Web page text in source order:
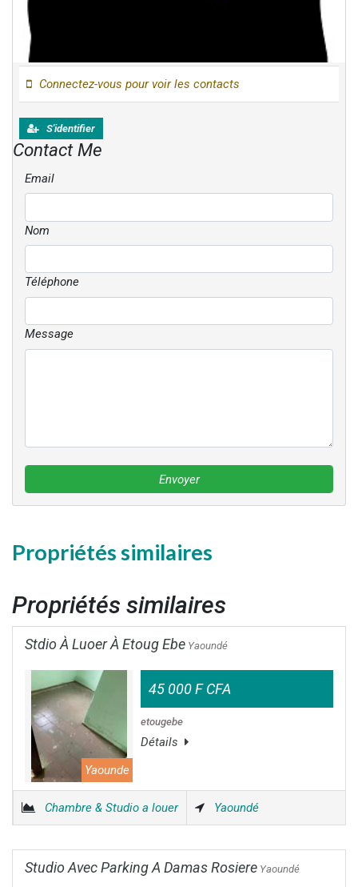
Connectez-vous pour voir les contacts
S'identifier
Contact Me
Email
Nom
Téléphone
Message
Envoyer
Propriétés similaires
Propriétés similaires
Stdio À Luoer À Etoug Ebe Yaoundé
Yaounde
45 000 F CFA
etougebe
Détails
Chambre & Studio a louer Yaoundé
Studio Avec Parking A Damas Rosiere Yaoundé